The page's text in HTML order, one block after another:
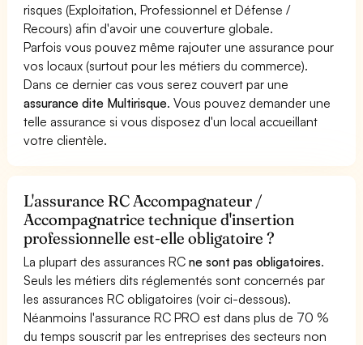
risques (Exploitation, Professionnel et Défense /
Recours) afin d'avoir une couverture globale.
Parfois vous pouvez même rajouter une assurance pour
vos locaux (surtout pour les métiers du commerce).
Dans ce dernier cas vous serez couvert par une
assurance dite Multirisque. Vous pouvez demander une
telle assurance si vous disposez d'un local accueillant
votre clientèle.
L'assurance RC Accompagnateur /
Accompagnatrice technique d'insertion
professionnelle est-elle obligatoire ?
La plupart des assurances RCne sont pas obligatoires.
Seuls les métiers dits réglementés sont concernés par
les assurances RC obligatoires (voir ci-dessous).
Néanmoins l'assurance RC PRO est dans plus de 70 %
du temps souscrit par les entreprises des secteurs non